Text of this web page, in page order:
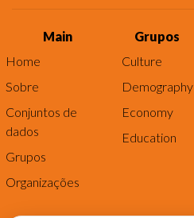
Main
Home
Sobre
Conjuntos de
dados
Grupos
Organizações
Grupos
Culture
Demography
Economy
Education